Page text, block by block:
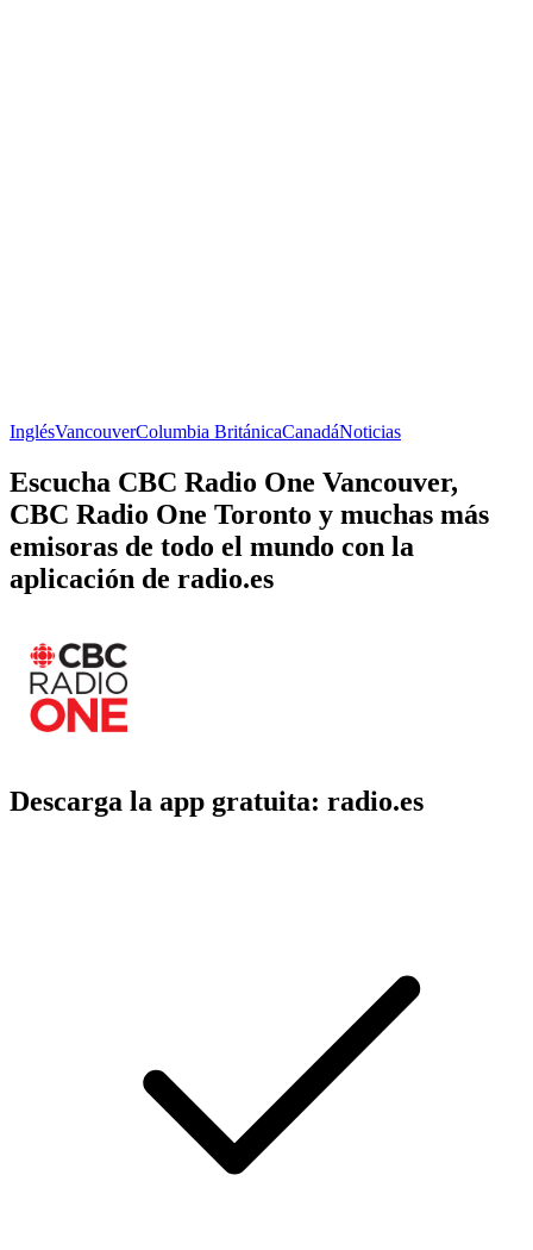
InglésVancouverColumbia BritánicaCanadáNoticias
Escucha CBC Radio One Vancouver,
CBC Radio One Toronto y muchas más
emisoras de todo el mundo con la
aplicación de radio.es
Descarga la app gratuita: radio.es